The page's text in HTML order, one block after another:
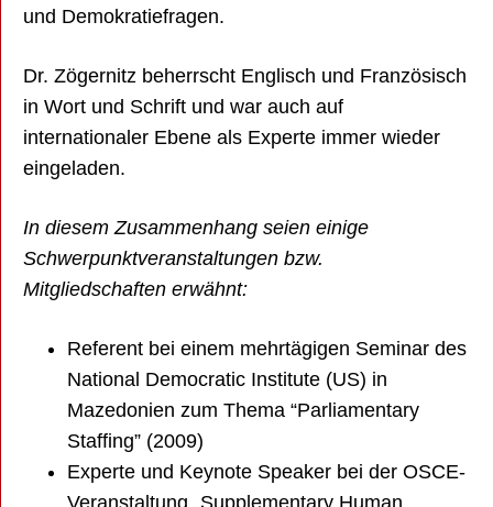
und Demokratiefragen.
Dr. Zögernitz beherrscht Englisch und Französisch
in Wort und Schrift und war auch auf
internationaler Ebene als Experte immer wieder
eingeladen.
In diesem Zusammenhang seien einige
Schwerpunktveranstaltungen bzw.
Mitgliedschaften erwähnt:
Referent bei einem mehrtägigen Seminar des
National Democratic Institute (US) in
Mazedonien zum Thema “Parliamentary
Staffing” (2009)
Experte und Keynote Speaker bei der OSCE-
Veranstaltung „Supplementary Human